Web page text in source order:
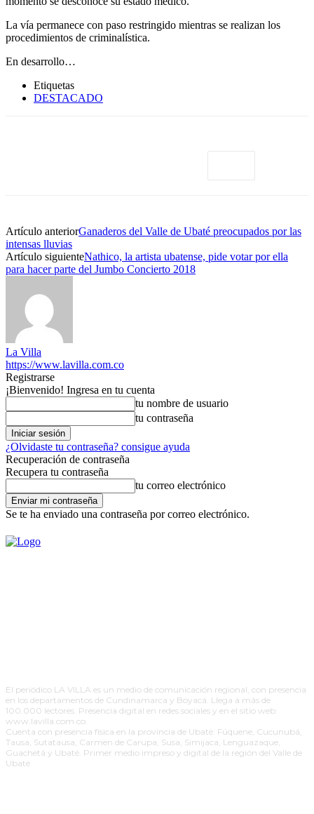
La vía permanece con paso restringido mientras se realizan los
procedimientos de criminalística.
En desarrollo…
Etiquetas
DESTACADO
Artículo anteriorGanaderos del Valle de Ubaté preocupados por las
intensas lluvias
Artículo siguienteNathico, la artista ubatense, pide votar por ella
para hacer parte del Jumbo Concierto 2018
La Villa
https://www.lavilla.com.co
Registrarse
¡Bienvenido! Ingresa en tu cuenta
tu nombre de usuario
tu contraseña
¿Olvidaste tu contraseña? consigue ayuda
Recuperación de contraseña
Recupera tu contraseña
tu correo electrónico
Se te ha enviado una contraseña por correo electrónico.
El periódico LA VILLA es un medio de comunicación regional, con presencia
en los departamentos de Cundinamarca y Boyacá. Llega a más de
100.000 lectores. Presencia digital en redes sociales y en el sitio web:
www.lavilla.com.co.
Cuenta con presencia física en la provincia de Ubaté: Fúquene, Cucunubá,
Tausa, Sutatausa, Carmen de Carupa, Susa, Simijaca, Lenguazaque,
Guachetá y Ubaté. Primer medio impreso y digital de la región del Valle de
Ubaté